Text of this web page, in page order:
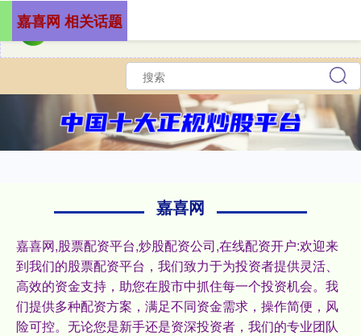
嘉喜网
嘉喜网,股票配资平台,炒股配资公司,在线配资开户:欢迎来
到我们的股票配资平台，我们致力于为投资者提供灵活、
高效的资金支持，助您在股市中抓住每一个投资机会。我
们提供多种配资方案，满足不同资金需求，操作简便，风
险可控。无论您是新手还是资深投资者，我们的专业团队
嘉喜网 相关话题